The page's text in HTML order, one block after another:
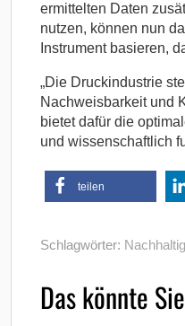
ermittelten Daten
nutzen, können nun
Instrument basieren,
„Die Druckindustrie
Nachweisbarkeit und
bietet dafür die
und wissenschaftlich
teilen
Schlagwörter:
Das könnte